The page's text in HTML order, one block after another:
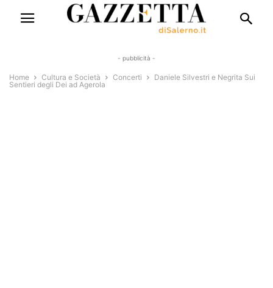
- pubblicità -
Home Cultura e Società Concerti
Daniele Silvestri e Negrita Sui
Sentieri degli Dei ad Agerola